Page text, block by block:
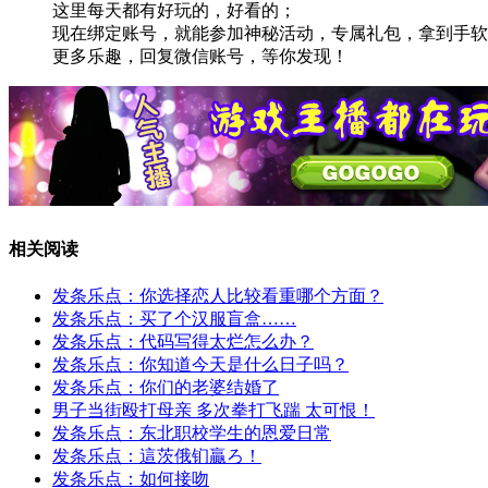
这里每天都有好玩的，好看的；
现在绑定账号，就能参加神秘活动，专属礼包，拿到手
更多乐趣，回复微信账号，等你发现！
相关阅读
发条乐点：你选择恋人比较看重哪个方面？
发条乐点：买了个汉服盲盒……
发条乐点：代码写得太烂怎么办？
发条乐点：你知道今天是什么日子吗？
发条乐点：你们的老婆结婚了
男子当街殴打母亲 多次拳打飞踹 太可恨！
发条乐点：东北职校学生的恩爱日常
发条乐点：這茨俄钔贏ろ！
发条乐点：如何接吻